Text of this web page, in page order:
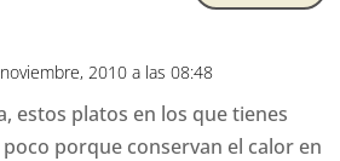
2010 a las 08:48
estos platos en los que tienes
porque conservan el calor en